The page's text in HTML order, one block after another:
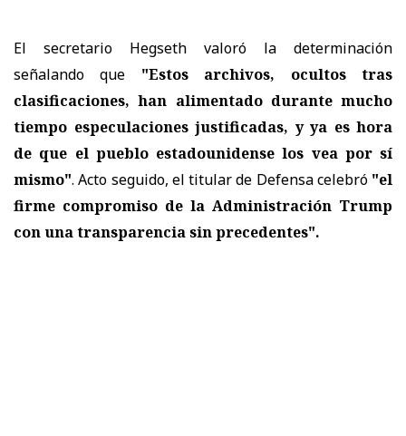
El secretario Hegseth valoró la determinación
señalando que "Estos archivos, ocultos tras
clasificaciones, han alimentado durante mucho
tiempo especulaciones justificadas, y ya es hora
de que el pueblo estadounidense los vea por sí
mismo". Acto seguido, el titular de Defensa celebró "el
firme compromiso de la Administración Trump
con una transparencia sin precedentes".